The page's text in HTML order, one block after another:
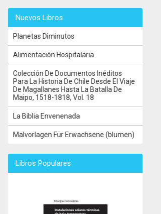
Nuevos Libros
Planetas Diminutos
Alimentación Hospitalaria
Colección De Documentos Inéditos
Para La Historia De Chile Desde El Viaje
De Magallanes Hasta La Batalla De
Maipo, 1518-1818, Vol. 18
La Biblia Envenenada
Malvorlagen Für Erwachsene (blumen)
Libros Populares